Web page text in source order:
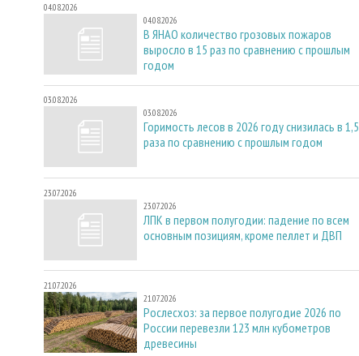
04.08.2026
04.08.2026
В ЯНАО количество грозовых пожаров
выросло в 15 раз по сравнению с прошлым
годом
03.08.2026
03.08.2026
Горимость лесов в 2026 году снизилась в 1,5
раза по сравнению с прошлым годом
23.07.2026
23.07.2026
ЛПК в первом полугодии: падение по всем
основным позициям, кроме пеллет и ДВП
21.07.2026
21.07.2026
Рослесхоз: за первое полугодие 2026 по
России перевезли 123 млн кубометров
древесины